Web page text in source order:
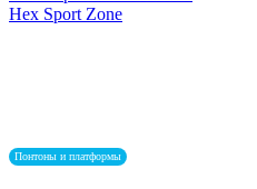
Понтоны и платформы